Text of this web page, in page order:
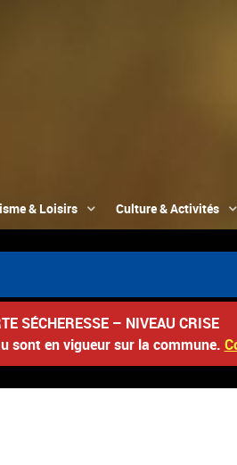
& Loisirs Culture & Activités
SÉCHERESSE – NIVEAU CRISE
sont en vigueur sur la commune.